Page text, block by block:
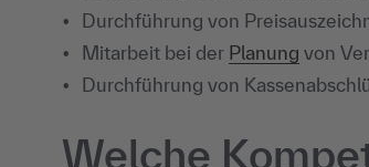
Durchführung von
Mitarbeit bei der Planung von
Durchführung von
Welche